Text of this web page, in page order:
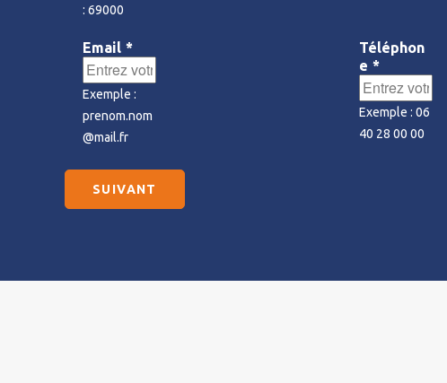
: 69000
Email *
Exemple :
prenom.nom
@mail.fr
Téléphon
e *
Exemple : 06
40 28 00 00